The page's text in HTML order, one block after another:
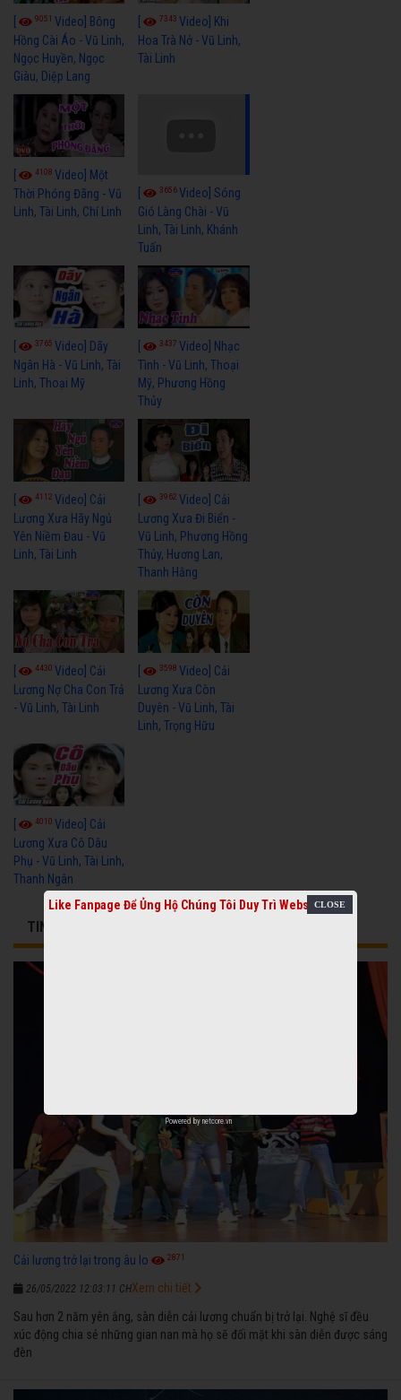
9051 Video] Bông
Hồng Cài Áo - Vũ Linh,
Ngọc Huyền, Ngọc
Giàu, Diệp Lang
7343Video] Khi
Hoa Trà Nở - Vũ Linh,
Tài Linh
4108 Video] Một
Thời Phóng Đãng - Vũ
Linh, Tài Linh, Chí Linh
3656Video] Sóng
Gió Làng Chài - Vũ
Linh, Tài Linh, Khánh
Tuấn
3765 Video] Dãy
Ngân Hà - Vũ Linh, Tài
Linh, Thoại Mỹ
3437Video] Nhạc
Tình - Vũ Linh, Thoại
Mỹ, Phương Hồng
Thủy
4112 Video] Cải
Lương Xưa Hãy Ngủ
Yên Niềm Đau - Vũ
Linh, Tài Linh
3962Video] Cải
Lương Xưa Đi Biển -
Vũ Linh, Phương Hồng
Thủy, Hương Lan,
Thanh Hằng
4430 Video] Cải
Lương Nợ Cha Con Trả
- Vũ Linh, Tài Linh
3598Video] Cải
Lương Xưa Còn
Duyên - Vũ Linh, Tài
Linh, Trọng Hữu
[ 4010 Video] Cải
Lương Xưa Cô Dâu
Phụ - Vũ Linh, Tài Linh,
Thanh Ngân
TIN TỨC LIÊN QUAN
Cải lương trở lại trong âu lo 2871
26/05/2022 12:03:11 CH
Sau hơn 2 năm yên ắng, sàn diễn cải lương chuẩn bị trở lại. Nghệ sĩ đều
xúc động chia sẻ những gian nan mà họ sẽ đối mặt khi sàn diễn được sáng
đèn
Xem chi tiết
Like Fanpage Để Ủng Hộ Chúng Tôi Duy Trì Website
Powered by netcore.vn